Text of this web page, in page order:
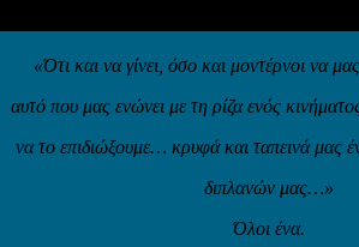
«Ότι και να γίνει, όσο και μοντέρνοι να μας
αυτό που μας ενώνει με τη ρίζα ενός
να το επιδιώξουμε… κρυφά και ταπεινά μας
διπλανών μας…»
Όλοι ένα.